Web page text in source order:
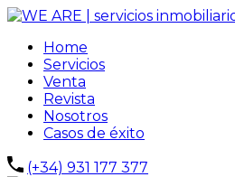
Home
Servicios
Venta
Revista
Nosotros
Casos de éxito
(+34) 931 177 377